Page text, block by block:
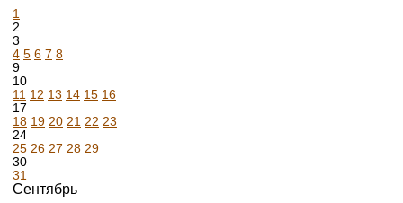
1
2
3
4 5 6 7 8
9
10
11 12 13 14 15 16
17
18 19 20 21 22 23
24
25 26 27 28 29
30
31
Сентябрь